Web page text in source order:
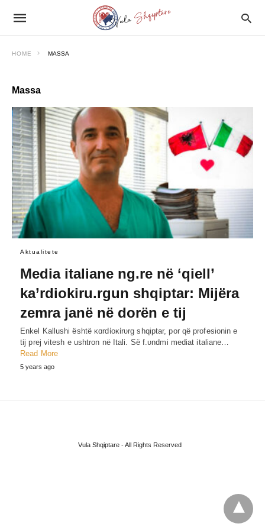
HOME MASSA
Massa
Aktualitete
Media italiane ng.re në ‘qiell’
ka’rdiokiru.rgun shqiptar: Mijëra
zemra janë në dorën e tij
Enkel Kallushi është κɑrdίoκίrυrg shqiptar, por që profesionin e
tij prej vitesh e ushtron në Itali. Së f.υndmi mediat italiane…
Read More
5 years ago
Vula Shqiptare - All Rights Reserved